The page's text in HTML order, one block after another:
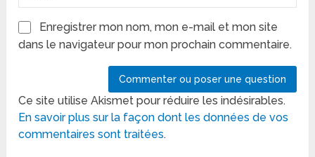
Enregistrer mon nom, mon e-mail et mon site
dans le navigateur pour mon prochain commentaire.
Ce site utilise Akismet pour réduire les indésirables.
En savoir plus sur la façon dont les données de vos
commentaires sont traitées.